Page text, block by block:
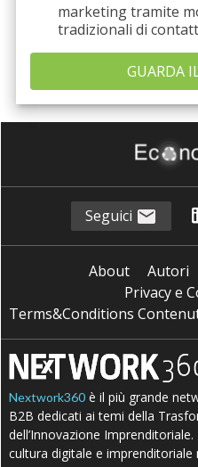
marketing tramite
tradizionali di
Seguici
About Autori
Privacy e
Terms&Conditions
Nextwork360 è il più grande
B2B dedicati ai temi della
dell’Innovazione
cultura digitale e imprenditoriale